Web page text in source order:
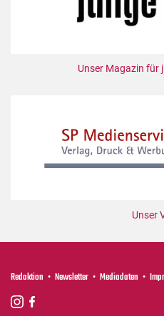
Unser Magazin für
Unser
Redaktion Newsletter Mediadaten